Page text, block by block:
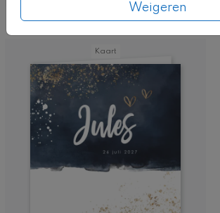
Weigeren
Nog meer in deze stijl
Kaart